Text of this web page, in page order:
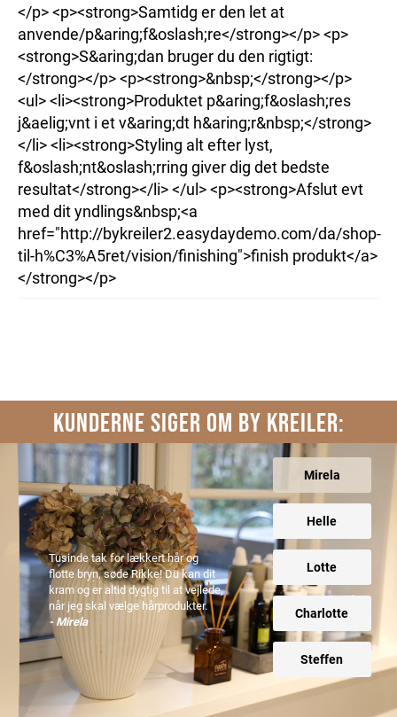
</p> <p><strong>Samtidg er den let at
anvende/p&aring;f&oslash;re</strong></p> <p>
<strong>S&aring;dan bruger du den rigtigt:
</strong></p> <p><strong>&nbsp;</strong></p>
<ul> <li><strong>Produktet p&aring;f&oslash;res
j&aelig;vnt i et v&aring;dt h&aring;r&nbsp;</strong>
</li> <li><strong>Styling alt efter lyst,
f&oslash;nt&oslash;rring giver dig det bedste
resultat</strong></li> </ul> <p><strong>Afslut evt
med dit yndlings&nbsp;<a
href="http://bykreiler2.easydaydemo.com/da/shop-
til-h%C3%A5ret/vision/finishing">finish produkt</a>
</strong></p>
KUNDERNE SIGER OM BY KREILER:
Mirela
Helle
Lotte
Charlotte
Steffen
Tusinde tak for lækkert hår og
flotte bryn, søde Rikke! Du kan dit
kram og er altid dygtig til at vejlede,
når jeg skal vælge hårprodukter.
- Mirela